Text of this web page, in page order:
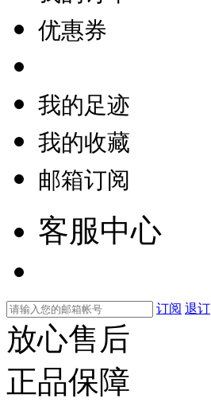
优惠券
我的足迹
我的收藏
邮箱订阅
客服中心
订阅 退订
放心售后
正品保障